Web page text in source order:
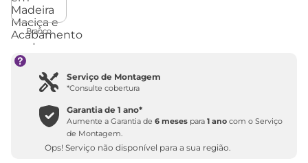
Branco
Serviço de Montagem
*Consulte cobertura
Garantia de1 ano*
Aumente a Garantia de6 meses para1 ano com o Serviço
de Montagem.
Ops! Serviço não disponível para a sua região.